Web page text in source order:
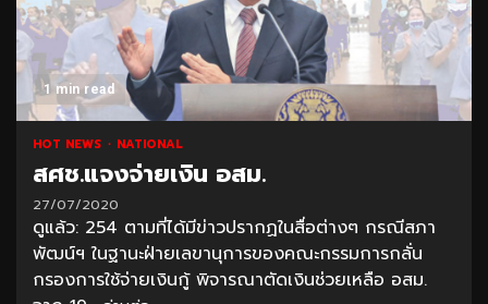
1 min read
HOT NEWS NATIONAL
สศช.แจงจ่ายเงิน อสม.
27/07/2020
ดูแล้ว: 254 ตามที่ได้มีข่าวปรากฏในสื่อต่างๆ กรณีสภา
พัฒน์ฯ ในฐานะฝ่ายเลขานุการของคณะกรรมการกลั่น
กรองการใช้จ่ายเงินกู้ พิจารณาตัดเงินช่วยเหลือ อสม.